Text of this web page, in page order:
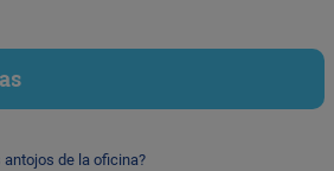
antojos de la oficina?